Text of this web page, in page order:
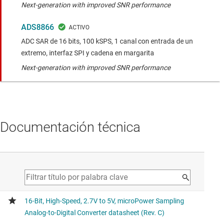
Next-generation with improved SNR performance
ADS8866
ADC SAR de 16 bits, 100 kSPS, 1 canal con entrada de un
extremo, interfaz SPI y cadena en margarita
Next-generation with improved SNR performance
Documentación técnica